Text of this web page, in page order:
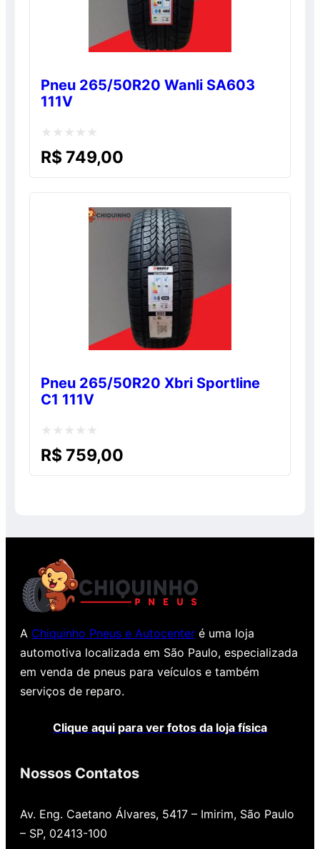
Pneu 265/50R20 Wanli SA603
111V
Avaliação
R$ 749,00
Pneu 265/50R20 Xbri Sportline
C1 111V
Avaliação
R$ 759,00
A Chiquinho Pneus e Autocenter é uma loja
automotiva localizada em São Paulo, especializada
em venda de pneus para veículos e também
serviços de reparo.
Clique aqui para ver fotos da loja física
Nossos Contatos
Av. Eng. Caetano Álvares, 5417 – Imirim, São Paulo
– SP, 02413-100